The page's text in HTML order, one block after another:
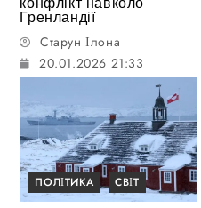
конфлікт навколо
Гренландії
Старун Ілона
20.01.2026 21:33
ПОЛІТИКА СВІТ